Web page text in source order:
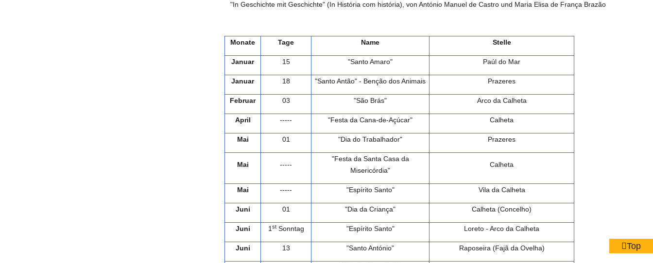
"In Geschichte mit Geschichte" (In História com história), von António Manuel de Castro und Maria Elisa de França Brazão
Monate Tage Name Stelle
Januar 15 "Santo Amaro" Paúl do Mar
Januar 18 "Santo Antão" - Benção dos Animais Prazeres
Februar 03 "São Brás" Arco da Calheta
April ----- "Festa da Cana-de-Açúcar" Calheta
Mai 01 "Dia do Trabalhador" Prazeres
Mai -----
"Festa da Santa Casa da
Misericórdia"
Calheta
Mai ----- "Espírito Santo" Vila da Calheta
Juni 01 "Dia da Criança" Calheta (Concelho)
Juni 1 stSonntag "Espírito Santo" Loreto - Arco da Calheta
Juni 13 "Santo António" Raposeira (Fajã da Ovelha) Top